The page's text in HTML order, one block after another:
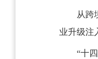
从跨
业升级注
“十